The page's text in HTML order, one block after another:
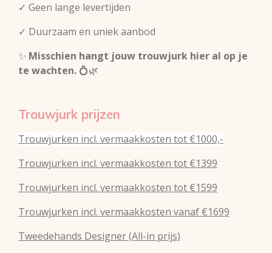
✓ Geen lange levertijden
✓ Duurzaam en uniek aanbod
✨ Misschien hangt jouw trouwjurk hier al op je
te wachten. 💍🌿
Trouwjurk prijzen
Trouwjurken incl. vermaakkosten tot €1000,-
Trouwjurken incl. vermaakkosten tot €1399
Trouwjurken incl. vermaakkosten tot €1599
Trouwjurken incl. vermaakkosten vanaf €1699
Tweedehands Designer (All-in prijs)